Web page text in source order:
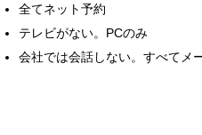
全てネット予約
テレビがない。PCのみ
会社では会話しない。すべてメ